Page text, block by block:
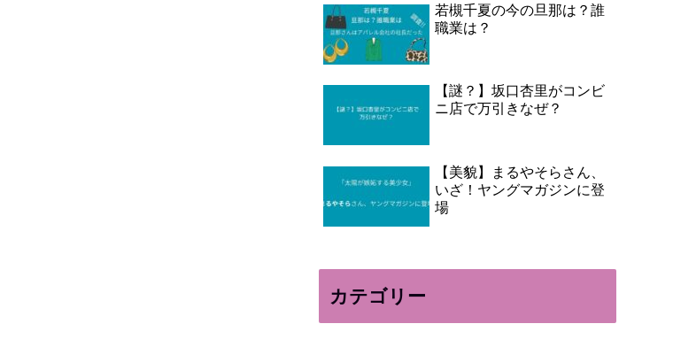
若槻千夏の今の旦那は？誰
職業は？
【謎？】坂口杏里がコンビ
ニ店で万引きなぜ？
【美貌】まるやそらさん、
いざ！ヤングマガジンに登
場
カテゴリー